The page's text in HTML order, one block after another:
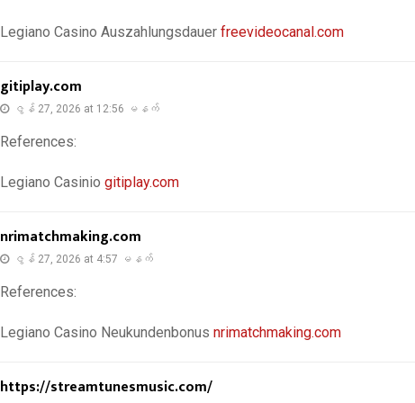
Legiano Casino Auszahlungsdauer freevideocanal.com
gitiplay.com
ဇွန် 27, 2026 at 12:56 မနက်
References:
Legiano Casinio gitiplay.com
nrimatchmaking.com
ဇွန် 27, 2026 at 4:57 မနက်
References:
Legiano Casino Neukundenbonus nrimatchmaking.com
https://streamtunesmusic.com/